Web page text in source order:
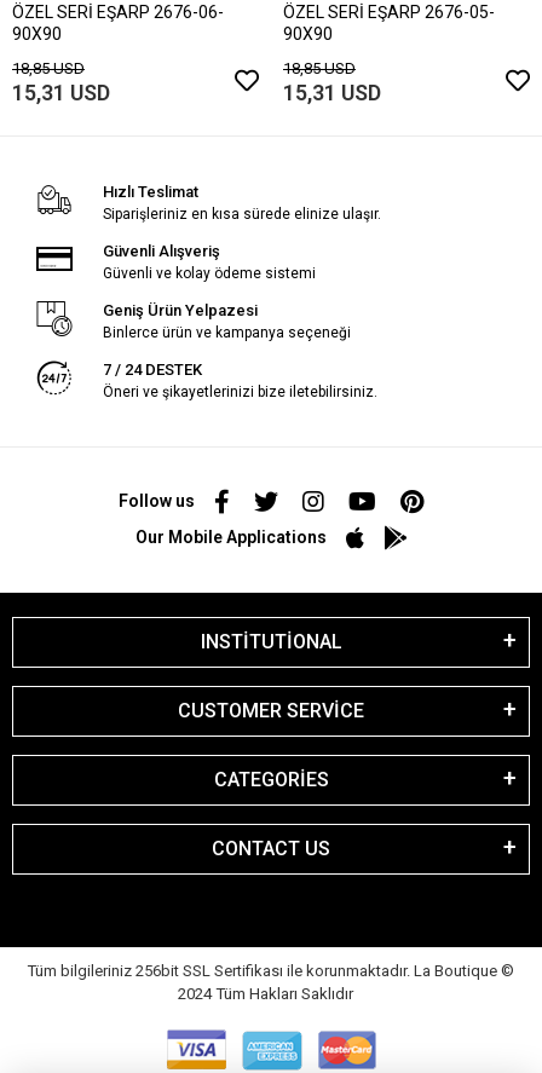
ÖZEL SERİ EŞARP 2676-06-
90X90
18,85 USD
15,31 USD
ÖZEL SERİ EŞARP 2676-05-
90X90
18,85 USD
15,31 USD
Hızlı Teslimat
Siparişleriniz en kısa sürede elinize ulaşır.
Güvenli Alışveriş
Güvenli ve kolay ödeme sistemi
Geniş Ürün Yelpazesi
Binlerce ürün ve kampanya seçeneği
7 / 24 DESTEK
Öneri ve şikayetlerinizi bize iletebilirsiniz.
Follow us
Our Mobile Applications
INSTİTUTİONAL
CUSTOMER SERVİCE
CATEGORİES
CONTACT US
Tüm bilgileriniz 256bit SSL Sertifikası ile korunmaktadır. La Boutique ©
2024 Tüm Hakları Saklıdır